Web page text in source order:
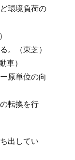
環境負荷の
。（東芝）
車）
原単位の向
転換を行
出してい